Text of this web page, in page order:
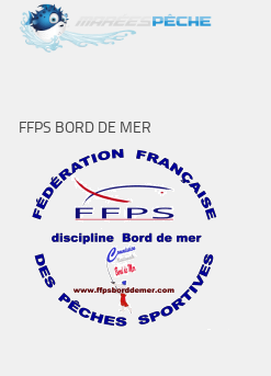
FFPS BORD DE MER